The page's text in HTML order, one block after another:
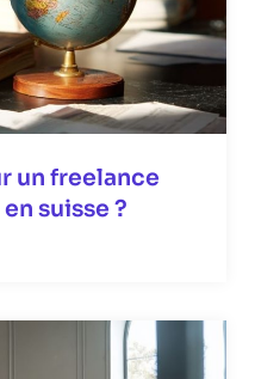
un freelance
suisse ?